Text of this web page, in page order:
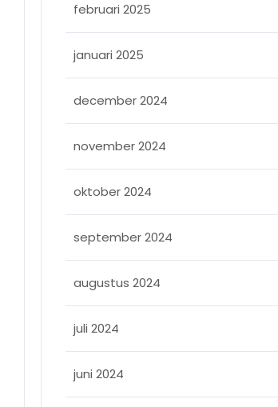
februari 2025
januari 2025
december 2024
november 2024
oktober 2024
september 2024
augustus 2024
juli 2024
juni 2024